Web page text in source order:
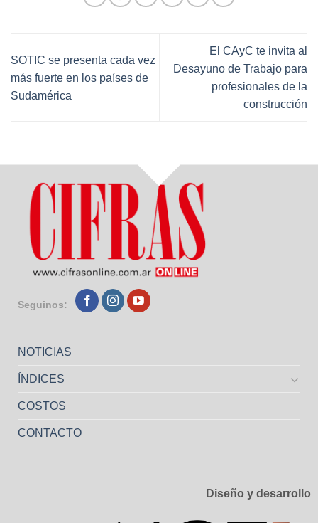
SOTIC se presenta cada vez
más fuerte en los países de
Sudamérica
El CAyC te invita al
Desayuno de Trabajo para
profesionales de la
construcción
Seguinos:
NOTICIAS
ÍNDICES
COSTOS
CONTACTO
Diseño y desarrollo